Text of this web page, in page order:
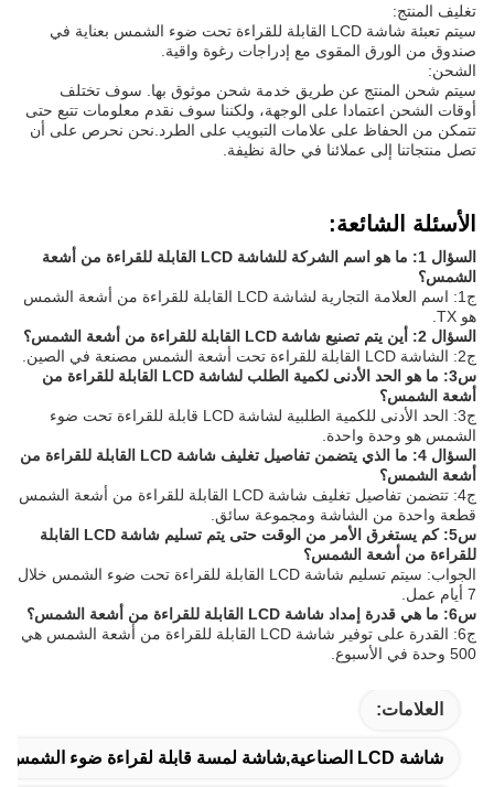
تغليف المنتج:
سيتم تعبئة شاشة LCD القابلة للقراءة تحت ضوء الشمس بعناية في
صندوق من الورق المقوى مع إدراجات رغوة واقية.
الشحن:
سيتم شحن المنتج عن طريق خدمة شحن موثوق بها. سوف تختلف
أوقات الشحن اعتمادا على الوجهة، ولكننا سوف نقدم معلومات تتبع حتى
تتمكن من الحفاظ على علامات التبويب على الطرد.نحن نحرص على أن
تصل منتجاتنا إلى عملائنا في حالة نظيفة.
الأسئلة الشائعة:
السؤال 1: ما هو اسم الشركة للشاشة LCD القابلة للقراءة من أشعة
الشمس؟
ج1: اسم العلامة التجارية لشاشة LCD القابلة للقراءة من أشعة الشمس
هو TX.
السؤال 2: أين يتم تصنيع شاشة LCD القابلة للقراءة من أشعة الشمس؟
ج2: الشاشة LCD القابلة للقراءة تحت أشعة الشمس مصنعة في الصين.
س3: ما هو الحد الأدنى لكمية الطلب لشاشة LCD القابلة للقراءة من
أشعة الشمس؟
ج3: الحد الأدنى للكمية الطلبية لشاشة LCD قابلة للقراءة تحت ضوء
الشمس هو وحدة واحدة.
السؤال 4: ما الذي يتضمن تفاصيل تغليف شاشة LCD القابلة للقراءة من
أشعة الشمس؟
ج4: تتضمن تفاصيل تغليف شاشة LCD القابلة للقراءة من أشعة الشمس
قطعة واحدة من الشاشة ومجموعة سائق.
س5: كم يستغرق الأمر من الوقت حتى يتم تسليم شاشة LCD القابلة
للقراءة من أشعة الشمس؟
الجواب: سيتم تسليم شاشة LCD القابلة للقراءة تحت ضوء الشمس خلال
7 أيام عمل.
س6: ما هي قدرة إمداد شاشة LCD القابلة للقراءة من أشعة الشمس؟
ج6: القدرة على توفير شاشة LCD القابلة للقراءة من أشعة الشمس هي
500 وحدة في الأسبوع.
العلامات:
شاشة LCD الصناعية,شاشة لمسة قابلة لقراءة ضوء الشمس,لوحة شاشة LCD